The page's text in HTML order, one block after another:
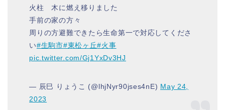
火柱 木に燃え移りました
手前の家の方々
周りの方避難できたら生命第一で対応してくださ
い#生駒市#東松ヶ丘#火事
pic.twitter.com/Gj1YxDv3HJ
— 辰巳 りょうこ (@lhjNyr90jses4nE) May 24,
2023